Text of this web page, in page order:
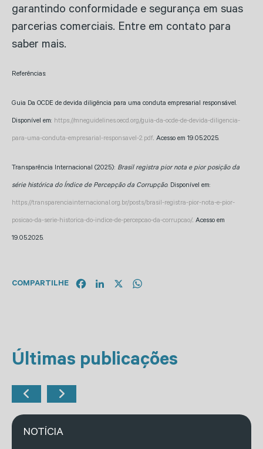
garantindo conformidade e segurança em suas
parcerias comerciais. Entre em contato para
saber mais.
Referências:
Guia Da OCDE de devida diligência para uma conduta empresarial responsável.
Disponível em: https://mneguidelines.oecd.org/guia-da-ocde-de-devida-diligencia-
para-uma-conduta-empresarial-responsavel-2.pdf. Acesso em 19.05.2025.
Transparência Internacional (2025): Brasil registra pior nota e pior posição da
série histórica do Índice de Percepção da Corrupção. Disponível em:
https://transparenciainternacional.org.br/posts/brasil-registra-pior-nota-e-pior-
posicao-da-serie-historica-do-indice-de-percepcao-da-corrupcao/. Acesso em
19.05.2025.
COMPARTILHE FacebookLinkedIn
Últimas publicações
NOTÍCIA